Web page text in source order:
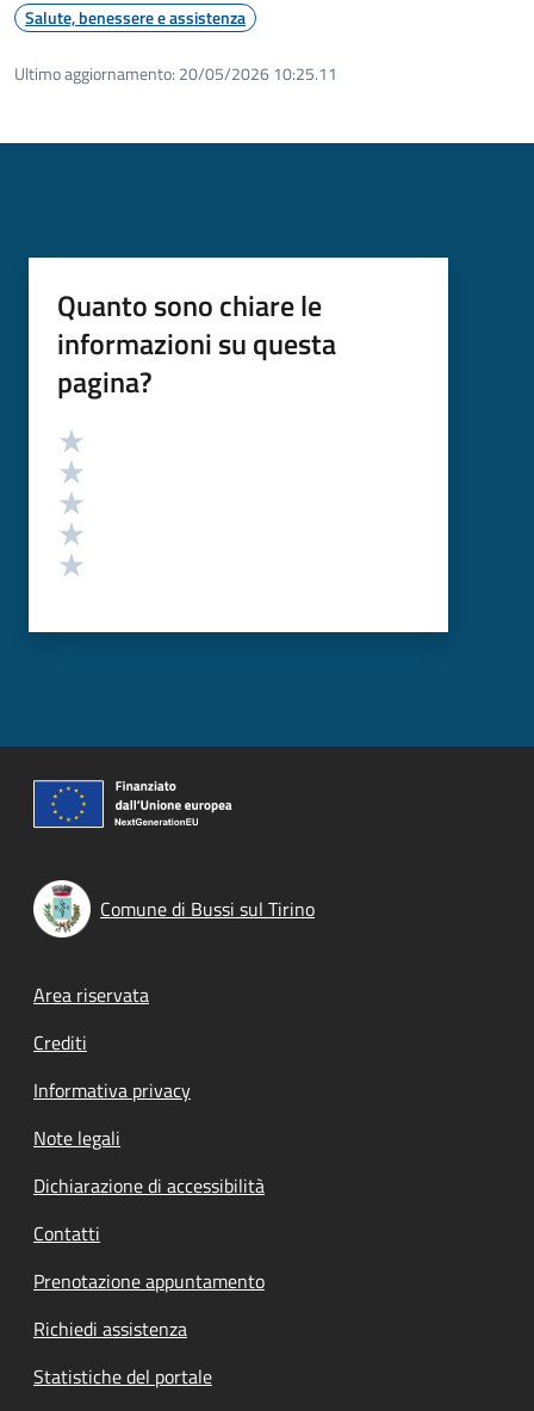
Salute, benessere e assistenza
Ultimo aggiornamento: 20/05/2026 10:25.11
Quanto sono chiare le
informazioni su questa
pagina?
Valutazione
Comune di Bussi sul Tirino
Footer menu
Area riservata
Crediti
Informativa privacy
Note legali
Dichiarazione di accessibilità
Contatti
Prenotazione appuntamento
Richiedi assistenza
Statistiche del portale